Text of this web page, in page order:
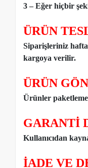
3 – Eğer hiçbir
ÜRÜN
Siparişleriniz
kargoya verilir.
ÜRÜN
Ürünler
GARANTİ
Kullanıcıdan
İADE VE